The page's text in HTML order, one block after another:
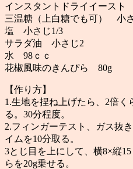
インスタントドライイースト
三温糖（上白糖でも可） 小
塩 小さじ1/3
サラダ油 小さじ2
水 98ｃｃ
花椒風味のきんぴら 80g
【作り方】
1.生地を捏ね上げたら、2倍く
る。30分程度。
2.フィンガーテスト、ガス抜
イムを10分取る。
3とじ目を上にして、横8×縦
らを20g乗せる。